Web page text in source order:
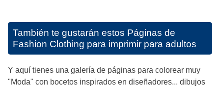
También te gustarán estos Páginas de
Fashion Clothing para imprimir para adultos
Y aquí tienes una galería de páginas para colorear muy
"Moda" con bocetos inspirados en diseñadores... dibujos